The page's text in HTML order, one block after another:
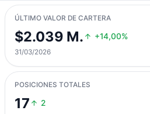
ÚLTIMO VALOR DE CARTERA
$2.039 M. +14,00%
31/03/2026
POSICIONES TOTALES
17 2